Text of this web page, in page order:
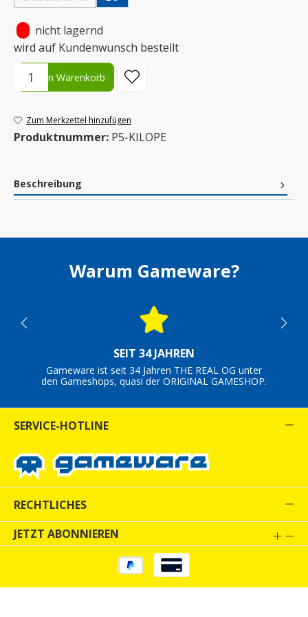
nicht lagernd
wird auf Kundenwunsch bestellt
Produkt Anzahl: Gib den gewünschten Wert ein oder benutze
In den Warenkorb
Zum Merkzettel hinzufügen
Produktnummer: P5-KILOPE
Beschreibung
Warum Gameware?
SEIT 34 JAHREN
Gameware ist seit 34 Jahren THE REAL OG unter
den Gameshops, quasi der ORIGINAL GAMESHOP.
SERVICE-HOTLINE
RECHTLICHES
JETZT ABONNIEREN